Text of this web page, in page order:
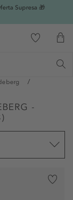
Supresa 🎁
-
)